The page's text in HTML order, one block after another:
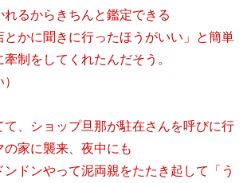
れるからきちんと鑑定できる
とかに聞きに行ったほうがいい」と簡単
制をしてくれたんだそう。
て、ショップ旦那が駐在さんを呼びに行
の家に襲来、夜中にも
ドンやって泥両親をたたき起して「う